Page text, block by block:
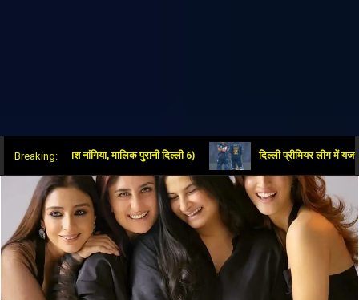
Breaking:
(आकाश नांगिया, मालिक पुरानी दिल्ली 6) दिल्ली प्रीमियर लीग में यजस शर्मा